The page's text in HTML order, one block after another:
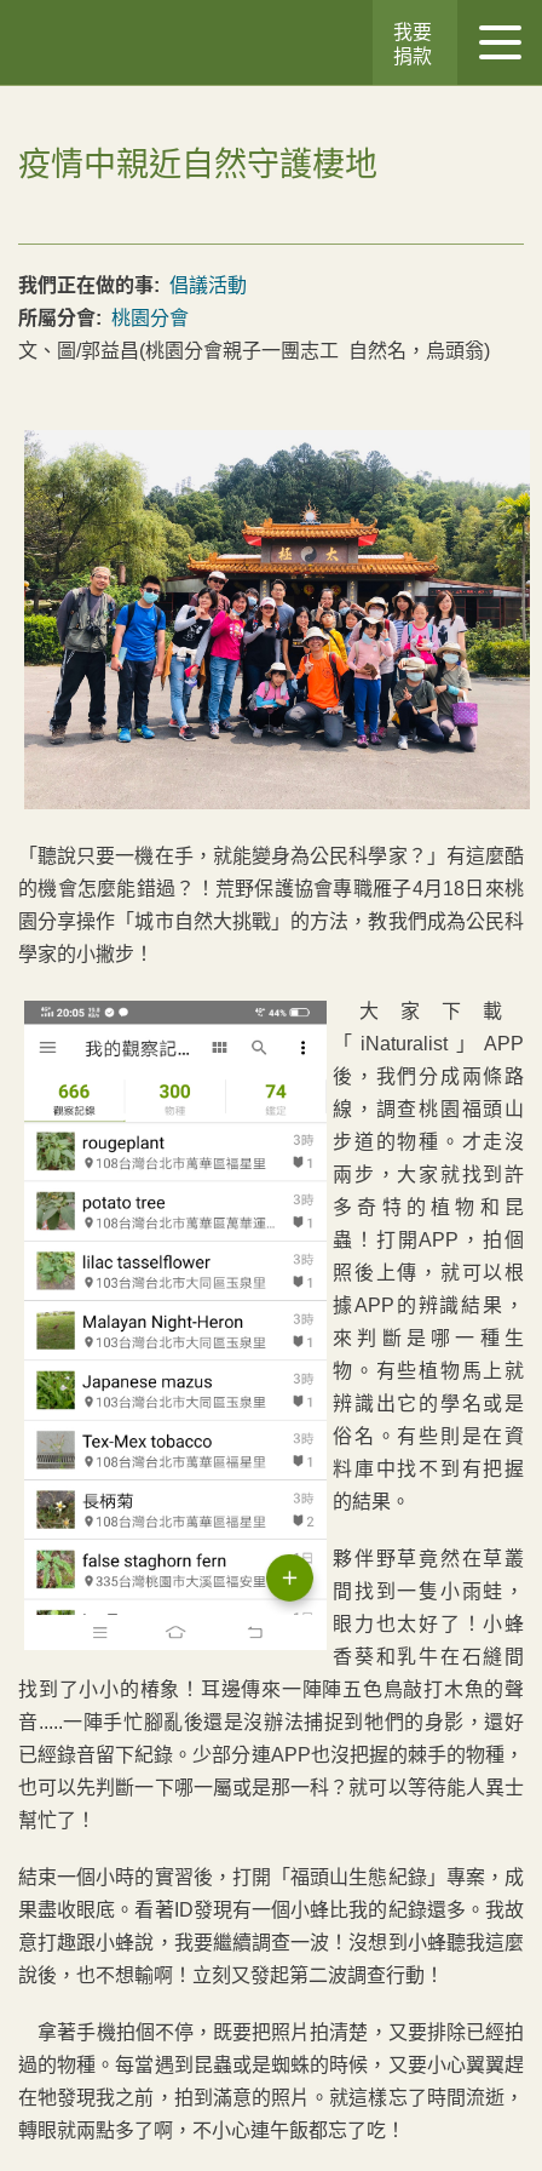
我要
捐款
疫情中親近自然守護棲地
我們正在做的事: 倡議活動
所屬分會: 桃園分會
文、圖/郭益昌(桃園分會親子一團志工 自然名，烏頭翁)
「聽說只要一機在手，就能變身為公民科學家？」有這麼酷
的機會怎麼能錯過？！荒野保護協會專職雁子4月18日來桃
園分享操作「城市自然大挑戰」的方法，教我們成為公民科
學家的小撇步！
大家下載
「iNaturalist」APP
後，我們分成兩條路
線，調查桃園福頭山
步道的物種。才走沒
兩步，大家就找到許
多奇特的植物和昆
蟲！打開APP，拍個
照後上傳，就可以根
據APP的辨識結果，
來判斷是哪一種生
物。有些植物馬上就
辨識出它的學名或是
俗名。有些則是在資
料庫中找不到有把握
的結果。
夥伴野草竟然在草叢
間找到一隻小雨蛙，
眼力也太好了！小蜂
香葵和乳牛在石縫間
找到了小小的椿象！耳邊傳來一陣陣五色鳥敲打木魚的聲
音.....一陣手忙腳亂後還是沒辦法捕捉到牠們的身影，還好
已經錄音留下紀錄。少部分連APP也沒把握的棘手的物種，
也可以先判斷一下哪一屬或是那一科？就可以等待能人異士
幫忙了！
結束一個小時的實習後，打開「福頭山生態紀錄」專案，成
果盡收眼底。看著ID發現有一個小蜂比我的紀錄還多。我故
意打趣跟小蜂說，我要繼續調查一波！沒想到小蜂聽我這麼
說後，也不想輸啊！立刻又發起第二波調查行動！
拿著手機拍個不停，既要把照片拍清楚，又要排除已經拍
過的物種。每當遇到昆蟲或是蜘蛛的時候，又要小心翼翼趕
在牠發現我之前，拍到滿意的照片。就這樣忘了時間流逝，
轉眼就兩點多了啊，不小心連午飯都忘了吃！